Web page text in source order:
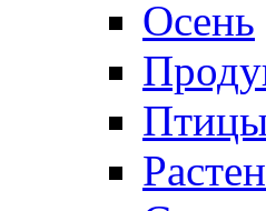
Осень